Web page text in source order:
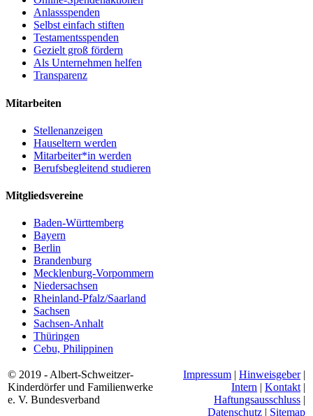
Anlassspenden
Selbst einfach stiften
Testamentsspenden
Gezielt groß fördern
Als Unternehmen helfen
Transparenz
Mitarbeiten
Stellenanzeigen
Hauseltern werden
Mitarbeiter*in werden
Berufsbegleitend studieren
Mitgliedsvereine
Baden-Württemberg
Bayern
Berlin
Brandenburg
Mecklenburg-Vorpommern
Niedersachsen
Rheinland-Pfalz/Saarland
Sachsen
Sachsen-Anhalt
Thüringen
Cebu, Philippinen
© 2019 - Albert-Schweitzer-
Kinderdörfer und Familienwerke
e. V. Bundesverband
Impressum | Hinweisgeber|
Intern | Kontakt |
Haftungsausschluss |
Datenschutz | Sitemap